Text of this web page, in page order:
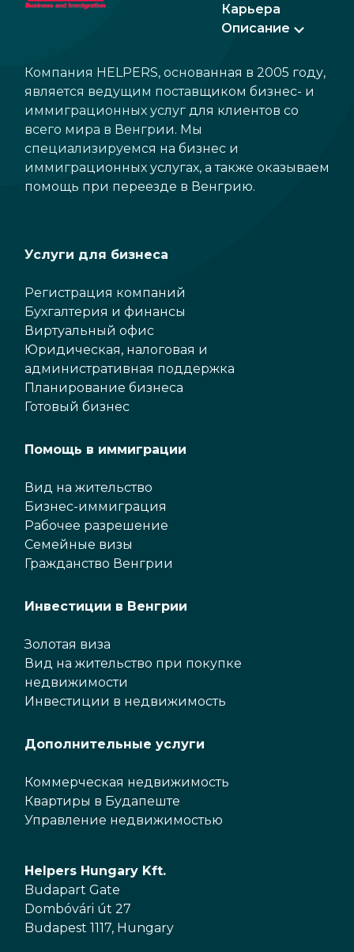
Карьера
Описание
Компания HELPERS, основанная в 2005 году,
является ведущим поставщиком бизнес- и
иммиграционных услуг для клиентов со
всего мира в Венгрии. Мы
специализируемся на бизнес и
иммиграционных услугах, а также оказываем
помощь при переезде в Венгрию.
Услуги для бизнеса
Регистрация компаний
Бухгалтерия и финансы
Виртуальный офис
Юридическая, налоговая и
административная поддержка
Планирование бизнеса
Готовый бизнес
Помощь в иммиграции
Вид на жительство
Бизнес-иммиграция
Рабочее разрешение
Семейные визы
Гражданство Венгрии
Инвестиции в Венгрии
Золотая виза
Вид на жительство при покупке
недвижимости
Инвестиции в недвижимость
Дополнительные услуги
Коммерческая недвижимость
Квартиры в Будапеште
Управление недвижимостью
Helpers Hungary Kft.
Budapart Gate
Dombóvári út 27
Budapest 1117, Hungary